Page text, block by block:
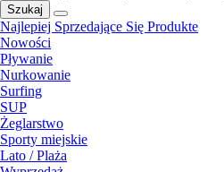
Szukaj
Najlepiej Sprzedające Się Produkte
Nowości
Pływanie
Nurkowanie
Surfing
SUP
Żeglarstwo
Sporty miejskie
Lato / Plaża